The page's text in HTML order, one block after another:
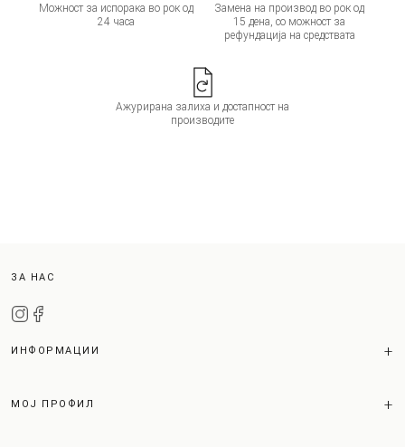
Можност за испорака во рок од
24 часа
Замена на производ во рок од
15 дена, со можност за
рефундација на средствата
Ажурирана залиха и достапност на
производите
ЗА НАС
ИНФОРМАЦИИ
МОЈ ПРОФИЛ